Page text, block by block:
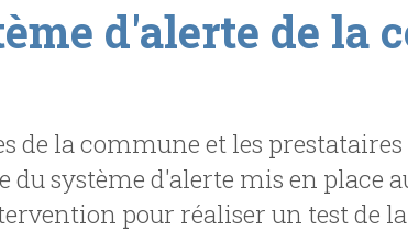
d'alerte de la
de la commune et les
système d'alerte mis en place
pour réaliser un test de